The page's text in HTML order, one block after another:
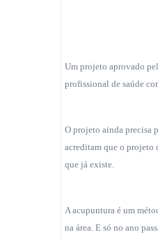
Um projeto aprovado
profissional de saúde
O projeto ainda precisa
acreditam que o projeto
que já existe.
A acupuntura é um
na área. E só no ano